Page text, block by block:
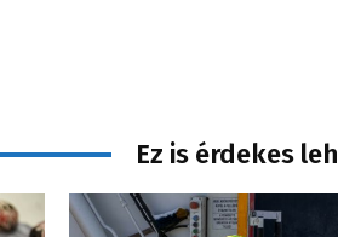
Ez is érdekes